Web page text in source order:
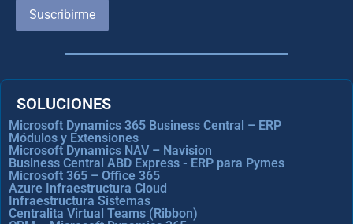
Suscribirme
SOLUCIONES
Microsoft Dynamics 365 Business Central – ERP
Módulos y Extensiones
Microsoft Dynamics NAV – Navision
Business Central ABD Express - ERP para Pymes
Microsoft 365 – Office 365
Azure Infraestructura Cloud
Infraestructura Sistemas
Centralita Virtual Teams (Ribbon)